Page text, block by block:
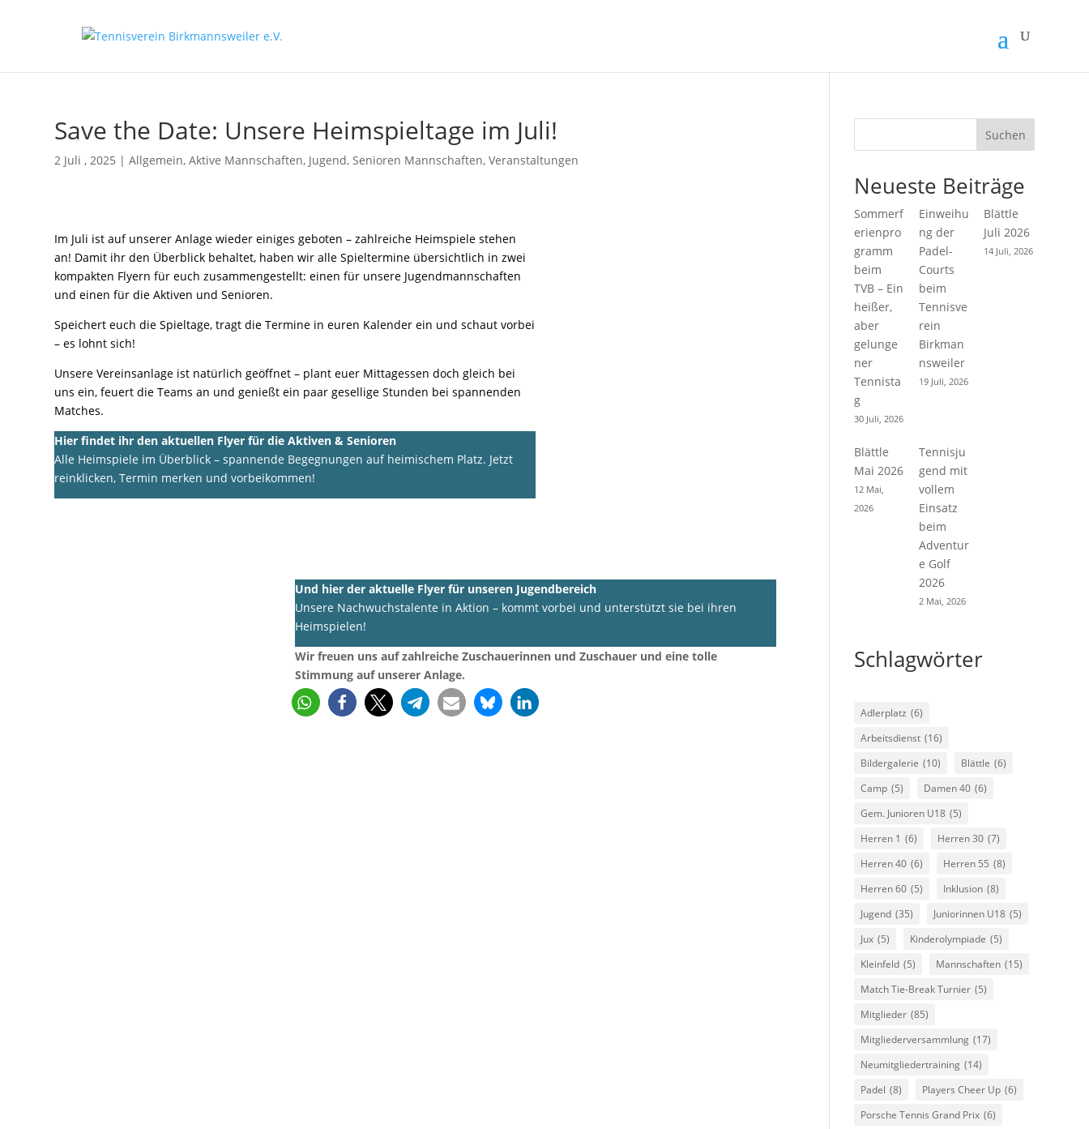
Save the Date: Unsere Heimspieltage im Juli!
2 Juli , 2025 |Allgemein,Aktive Mannschaften, Jugend,Senioren Mannschaften,Veranstaltungen
Im Juli ist auf unserer Anlage wieder einiges geboten – zahlreiche Heimspiele stehen
an! Damit ihr den Überblick behaltet, haben wir alle Spieltermine übersichtlich in zwei
kompakten Flyern für euch zusammengestellt: einen für unsere Jugendmannschaften
und einen für die Aktiven und Senioren.
Speichert euch die Spieltage, tragt die Termine in euren Kalender ein und schaut vorbei
– es lohnt sich!
Unsere Vereinsanlage ist natürlich geöffnet – plant euer Mittagessen doch gleich bei
uns ein, feuert die Teams an und genießt ein paar gesellige Stunden bei spannenden
Matches.
Hier findet ihr den aktuellen Flyer für die Aktiven & Senioren
Alle Heimspiele im Überblick – spannende Begegnungen auf heimischem Platz. Jetzt
reinklicken, Termin merken und vorbeikommen!
Und hier der aktuelle Flyer für unseren Jugendbereich
Unsere Nachwuchstalente in Aktion – kommt vorbei und unterstützt sie bei ihren
Heimspielen!
Wir freuen uns auf zahlreiche Zuschauerinnen und Zuschauer und eine tolle
Stimmung auf unserer Anlage.
Suchen
Neueste Beiträge
Sommerf
erienpro
gramm
beim
TVB – Ein
heißer,
aber
gelunge
ner
Tennista
g
30 Juli, 2026
Einweihu
ng der
Padel-
Courts
beim
Tennisve
rein
Birkman
nsweiler
19 Juli, 2026
Blättle
Juli 2026
14 Juli, 2026
Blättle
Mai 2026
12 Mai,
2026
Tennisju
gend mit
vollem
Einsatz
beim
Adventur
e Golf
2026
2 Mai, 2026
Schlagwörter
Adlerplatz (6)
Arbeitsdienst (16)
Bildergalerie (10) Blättle (6)
Camp (5) Damen 40 (6)
Gem. Junioren U18 (5)
Herren 1 (6) Herren 30 (7)
Herren 40 (6) Herren 55 (8)
Herren 60 (5) Inklusion (8)
Jugend (35) Juniorinnen U18 (5)
Jux (5) Kinderolympiade (5)
Kleinfeld (5) Mannschaften (15)
Match Tie-Break Turnier (5)
Mitglieder (85)
Mitgliederversammlung (17)
Neumitgliedertraining (14)
Padel (8) Players Cheer Up (6)
Porsche Tennis Grand Prix (6)